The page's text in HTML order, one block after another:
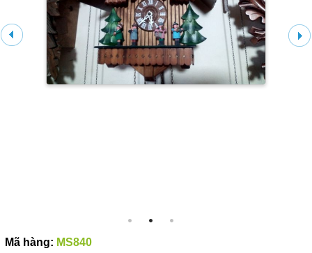
Mã hàng: MS840